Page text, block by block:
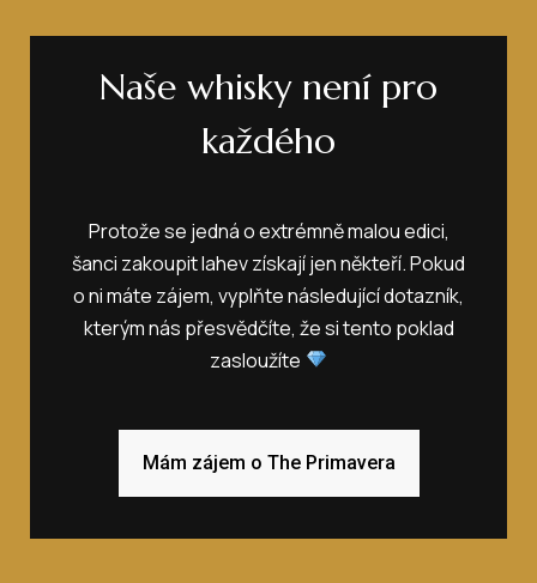
Naše whisky není pro
každého
Protože se jedná o extrémně malou edici,
šanci zakoupit lahev získají jen někteří. Pokud
o ni máte zájem, vyplňte následující dotazník,
kterým nás přesvědčíte, že si tento poklad
zasloužíte
Mám zájem o The Primavera